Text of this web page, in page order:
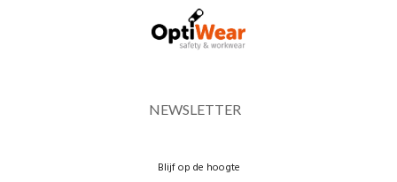
NEWSLETTER
Blijf op de hoogte